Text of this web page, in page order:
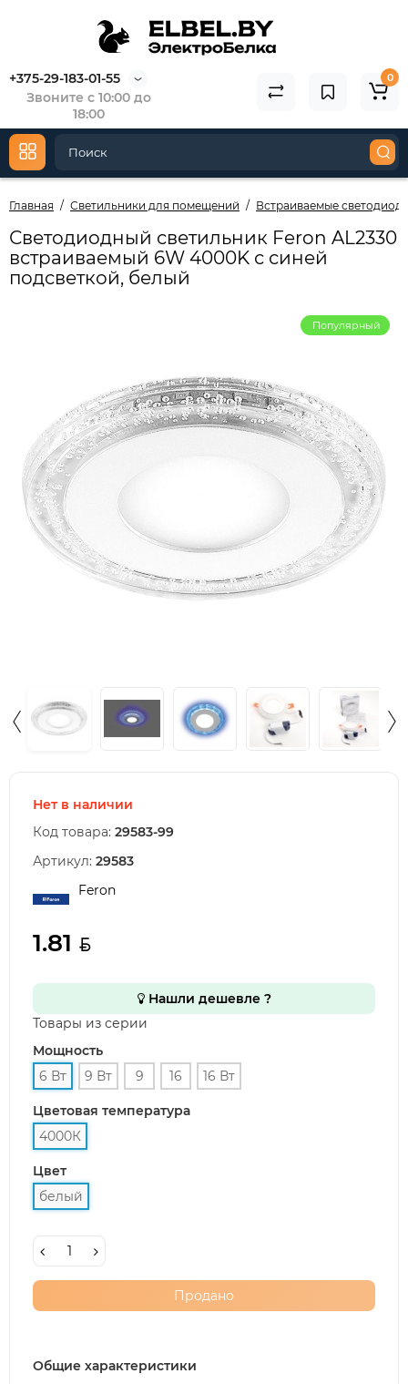
+375-29-183-01-55
Звоните с 10:00 до
18:00
0
Главная Светильники для помещений Встраиваемые
Светодиодный светильник Feron AL2330
встраиваемый 6W 4000K с синей
подсветкой, белый
Популярный
Нет в наличии
Код товара: 29583-99
Артикул: 29583
Feron
1.81
Нашли дешевле ?
Товары из серии
Мощность
6 Вт
9 Вт 9 16 16 Вт
Цветовая температура
4000К
Цвет
белый
Продано
Общие характеристики